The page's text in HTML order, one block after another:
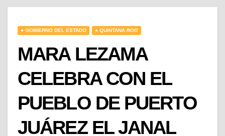
● GOBIERNO DEL ESTADO ● QUINTANA ROO
MARA LEZAMA
CELEBRA CON EL
PUEBLO DE PUERTO
JUÁREZ EL JANAL